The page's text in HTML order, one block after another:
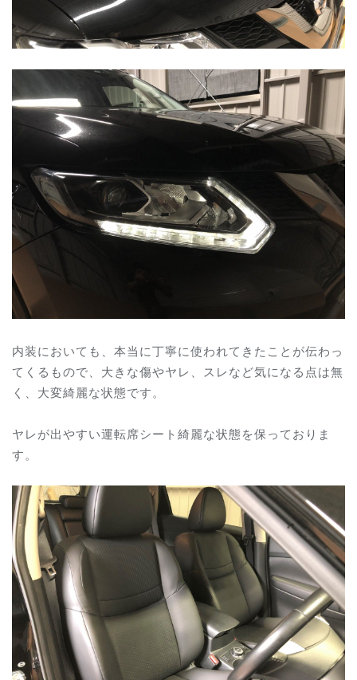
内装においても、本当に丁寧に使われてきたことが伝わっ
てくるもので、大きな傷やヤレ、スレなど気になる点は無
く、大変綺麗な状態です。
ヤレが出やすい運転席シート綺麗な状態を保っておりま
す。